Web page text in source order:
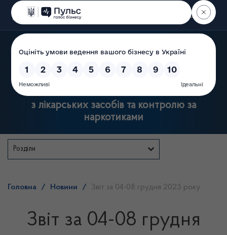
Пошук
Державна служба України
з лікарських засобів та контролю за
наркотиками
Розділи
Головна / Новини / Звіт за 04-08 грудня 2023 року
Звіт за 04-08 грудня